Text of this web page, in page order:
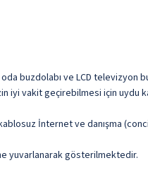
buzdolabı ve LCD
iyi vakit geçirebilmesi için uydu
İnternet ve danışma
yuvarlanarak gösterilmektedir.